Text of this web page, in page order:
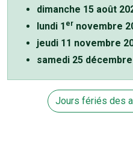
dimanche 15 août
lundi 1 er novembre
jeudi 11 novembre
samedi 25
Jours fériés des